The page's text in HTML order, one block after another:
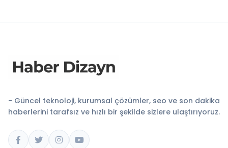
- Güncel teknoloji, kurumsal çözümler, seo ve son dakika
haberlerini tarafsız ve hızlı bir şekilde sizlere ulaştırıyoruz.